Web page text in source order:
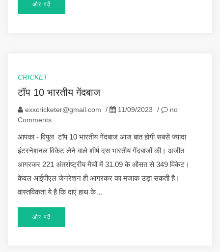
और पढ़ें
CRICKET
टॉप 10 भारतीय गेंदबाज
exxcricketer@gmail.com / 11/09/2023 /
no
Comments
आपका - विपुल टॉप 10 भारतीय गेंदबाज आज बात होगी सबसे ज्यादा
इंटरनेशनल विकेट लेने वाले शीर्ष दस भारतीय गेंदबाजों की। अजीत
आगरकर 221 अंतर्राष्ट्रीय मैचों में 31.09 के औसत से 349 विकेट।
केवल आईपीएल जेनरेशन ही आगरकर का मजाक उड़ा सकती है।
वास्तविकता ये है कि दाएं हाथ के…
और पढ़ें